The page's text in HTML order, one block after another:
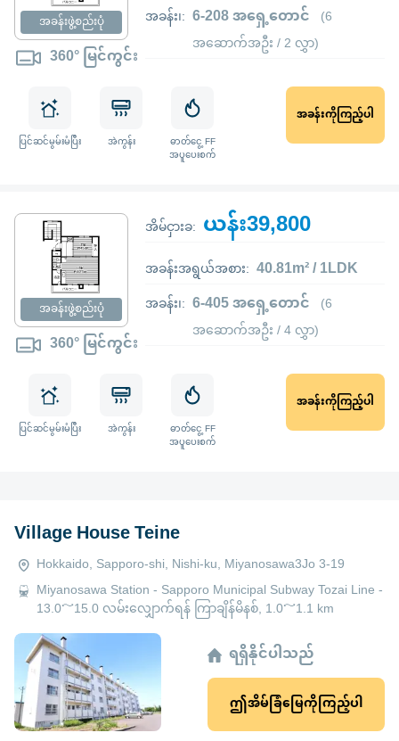
အခန်းဖွဲ့စည်းပုံ
360° မြင်ကွင်း
အခန်း၊: 6-208 အရှေ့တောင် (6
အဆောက်အဦး / 2 လွှာ)
ပြင်ဆင်မွမ်းမံပြီး အဲကွန်း ဓာတ်ငွေ့ FF
အပူပေးစက်
အခန်းကိုကြည့်ပါ
အခန်းဖွဲ့စည်းပုံ
360° မြင်ကွင်း
အိမ်ငှားခ: ယန်း39,800
အခန်းအရွယ်အစား: 40.81m² / 1LDK
အခန်း၊: 6-405 အရှေ့တောင် (6
အဆောက်အဦး / 4 လွှာ)
ပြင်ဆင်မွမ်းမံပြီး အဲကွန်း ဓာတ်ငွေ့ FF
အပူပေးစက်
အခန်းကိုကြည့်ပါ
Village House Teine
Hokkaido, Sapporo-shi, Nishi-ku, Miyanosawa3Jo 3-19
Miyanosawa Station - Sapporo Municipal Subway Tozai Line -
13.0～15.0 လမ်းလျှောက်ရန် ကြာချိန်မိနစ်, 1.0～1.1 km
ရရှိနိုင်ပါသည်
ဤအိမ်ခြံမြေကိုကြည့်ပါ